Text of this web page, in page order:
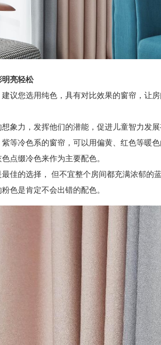
明亮轻松
您选用纯色，具有对比效果的窗帘，让房
力，发挥他们的潜能，促进儿童智力发展
冷色系的窗帘，可以用偏黄、红色等暖色
点缀冷色来作为主要配色。
的选择， 但不宜整个房间都充满浓郁的
色是肯定不会出错的配色。